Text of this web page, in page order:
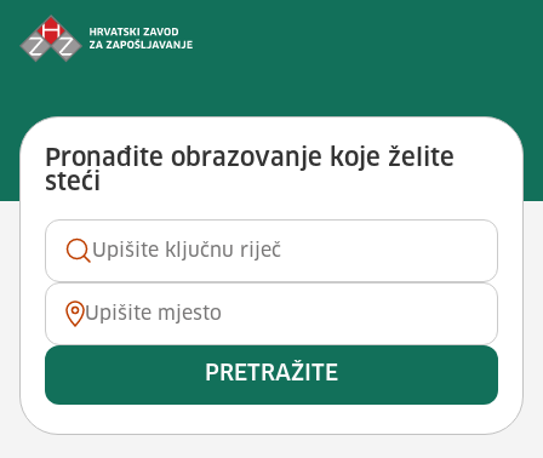
Vještina: <span>Pružati potporu
Pronađite obrazovanje koje želite
steći
Ključna riječ
Mjesto
PRETRAŽITE